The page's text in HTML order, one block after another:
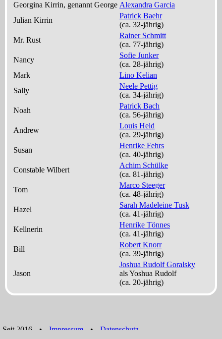
Georgina Kirrin, genannt George Alexandra Garcia
Julian Kirrin
Patrick Baehr
(ca. 32‑jährig)
Mr. Rust
Rainer Schmitt
(ca. 77‑jährig)
Nancy
Sofie Junker
(ca. 28‑jährig)
Mark
Lino Kelian
Sally
Neele Pettig
(ca. 34‑jährig)
Noah
Patrick Bach
(ca. 56‑jährig)
Andrew
Louis Held
(ca. 29‑jährig)
Susan
Henrike Fehrs
(ca. 40‑jährig)
Constable Wilbert
Achim Schülke
(ca. 81‑jährig)
Tom
Marco Steeger
(ca. 48‑jährig)
Hazel
Sarah Madeleine Tusk
(ca. 41‑jährig)
Kellnerin
Henrike Tönnes
(ca. 41‑jährig)
Bill
Robert Knorr
(ca. 39‑jährig)
Jason
Joshua Rudolf Goralsky
alsYoshua Rudolf
(ca. 20‑jährig)
Seit 2016 • Impressum • Datenschutz